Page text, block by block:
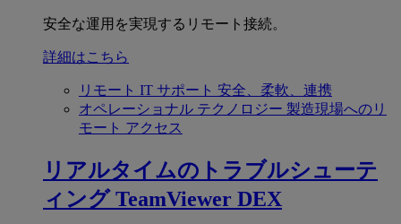
安全な運用を実現するリモート接続。
詳細はこちら
リモート IT サポート 安全、柔軟、連携
オペレーショナル テクノロジー 製造現場へのリ
モート アクセス
リアルタイムのトラブルシューテ
ィング TeamViewer DEX